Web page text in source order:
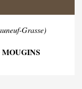
Grasse)
MOUGINS